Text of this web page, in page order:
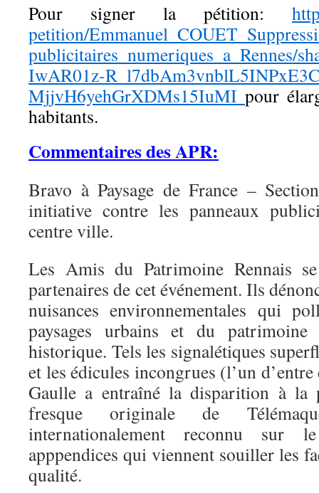
Pour signer la pétition:
petition/Emmanuel_COUET_
publicitaires_numeriques_a_ Rennes/
IwAR01z-R_
MjjvH6yehGrXDMs15IuMI pour
habitants.
Commentaires des APR:
Bravo à Paysage de France –
initiative contre les panneaux
centre ville.
Les Amis du Patrimoine Rennais
partenaires de cet événement. Ils
nuisances environnementales qui
paysages urbains et du
historique. Tels les signalétiques
et les édicules incongrues (l’un
Gaulle a entraîné la disparition à la
fresque originale de
internationalement reconnu
apppendices qui viennent souiller les
qualité.